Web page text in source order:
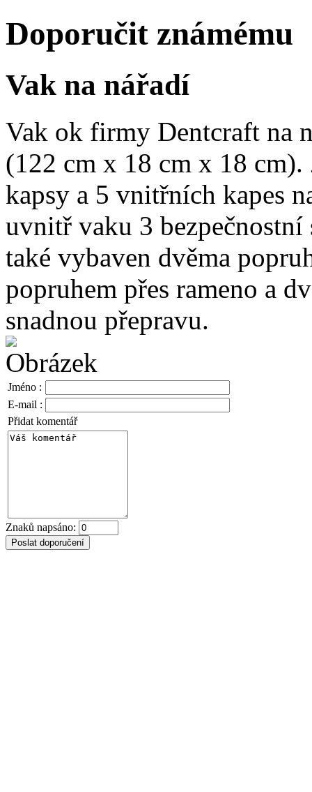
Doporučit známému
Vak na nářadí
Vak ok firmy Dentcraft na
(122 cm x 18 cm x 18
kapsy a 5 vnitřních kapes
uvnitř vaku 3 bezpečnostní
také vybaven dvěma
popruhem přes rameno a
snadnou přepravu.
Jméno :
E-mail :
Přidat komentář
Znaků napsáno: